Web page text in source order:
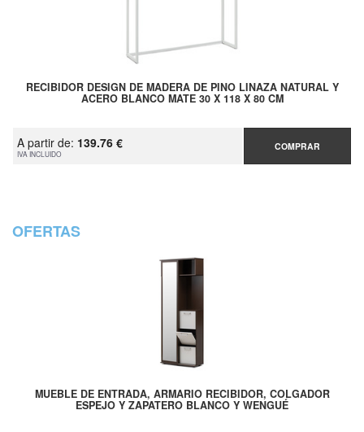
RECIBIDOR DESIGN DE MADERA DE PINO LINAZA NATURAL Y
ACERO BLANCO MATE 30 X 118 X 80 CM
A partir de: 139.76 €
IVA INCLUIDO
COMPRAR
OFERTAS
MUEBLE DE ENTRADA, ARMARIO RECIBIDOR, COLGADOR
ESPEJO Y ZAPATERO BLANCO Y WENGUÉ